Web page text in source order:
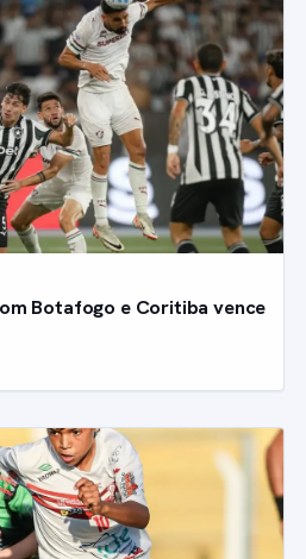
Botafogo e Coritiba vence